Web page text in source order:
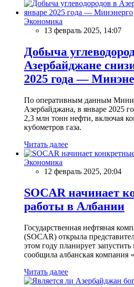
Экономика
13 февраль 2025, 14:07
Добыча
Азербайджане
2025 года —
По оперативным данным
Азербайджана, в январе 2025
2,3 млн тонн нефти, включая
кубометров газа.
Читать далее
Экономика
12 февраль 2025, 20:04
SOCAR начинает
работы в Албании
Государственная нефтяная
(SOCAR) открыла
этом году планирует
сообщила албанская компания
Читать далее